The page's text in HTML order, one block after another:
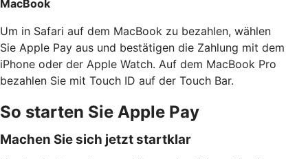
MacBook
Um in Safari auf dem MacBook zu bezahlen, wählen
Sie Apple Pay aus und bestätigen die Zahlung mit dem
iPhone oder der Apple Watch. Auf dem MacBook Pro
bezahlen Sie mit Touch ID auf der Touch Bar.
So starten Sie Apple Pay
Machen Sie sich jetzt startklar